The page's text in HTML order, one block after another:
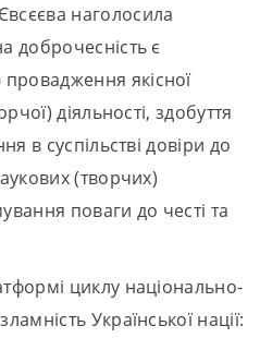
наголосила
доброчесність є
якісної
діяльності, здобуття
в суспільстві довіри до
(творчих)
поваги до честі та
циклу національно-
Української нації: